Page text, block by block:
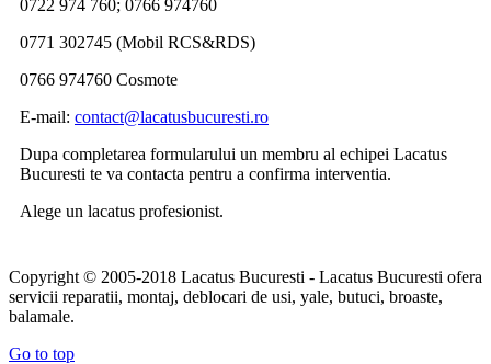
0722 974 760; 0766 974760
0771 302745 (Mobil RCS&RDS)
0766 974760 Cosmote
E-mail: contact@lacatusbucuresti.ro
Dupa completarea formularului un membru al echipei Lacatus
Bucuresti te va contacta pentru a confirma interventia.
Alege un lacatus profesionist.
Copyright © 2005-2018 Lacatus Bucuresti - Lacatus Bucuresti ofera
servicii reparatii, montaj, deblocari de usi, yale, butuci, broaste,
balamale.
Go to top